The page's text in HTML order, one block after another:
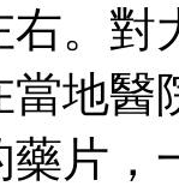
右。
當地
片，